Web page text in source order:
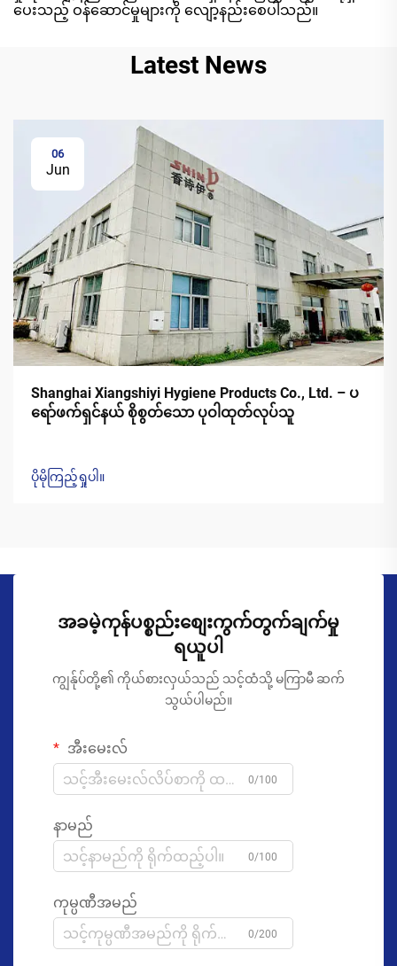
ပေးသည့် ဝန်ဆောင်မှုများကို လျော့နည်းစေပါသည်။
Latest News
06
Jun
Shanghai Xiangshiyi Hygiene Products Co., Ltd. – ပ
ရော်ဖက်ရှင်နယ် စိုစွတ်သော ပုဝါထုတ်လုပ်သူ
ပိုမိုကြည့်ရှုပါ။
အခမဲ့ကုန်ပစ္စည်းစျေးကွက်တွက်ချက်မှု
ရယူပါ
ကျွန်ုပ်တို့၏ ကိုယ်စားလှယ်သည် သင့်ထံသို့ မကြာမီ ဆက်
သွယ်ပါမည်။
အီးမေးလ်
0/100
နာမည်
0/100
ကုမ္ပဏီအမည်
0/200